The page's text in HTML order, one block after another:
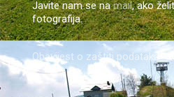
Javite nam se namail, ako
fotografija.
Obavijest o zaštiti podataka